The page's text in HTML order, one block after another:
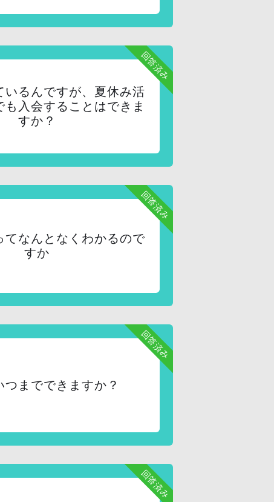
回答済み
いるんですが、夏休み活
入会することはできま
すか？
回答済み
てなんとなくわかるので
すか
回答済み
つまでできますか？
回答済み